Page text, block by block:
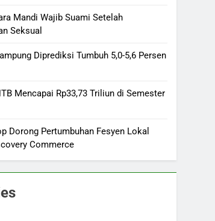
Mandi Wajib Suami Setelah
Seksual
Diprediksi Tumbuh 5,0-5,6 Persen
Mencapai Rp33,73 Triliun di Semester
Dorong Pertumbuhan Fesyen Lokal
Commerce